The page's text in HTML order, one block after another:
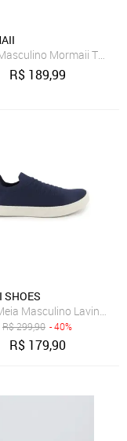
Mormaii Tenis
R$ 189,99
Lace Up Azul Marinho
SHOES
Masculino Lavini
R$299,90 - 40%
R$ 179,90